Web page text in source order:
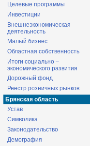
Целевые программы
Инвестиции
Внешнеэкономическая
деятельность
Малый бизнес
Областная собственность
Итоги социально –
экономического развития
Дорожный фонд
Реестр розничных рынков
Брянская область
Устав
Символика
Законодательство
Демография